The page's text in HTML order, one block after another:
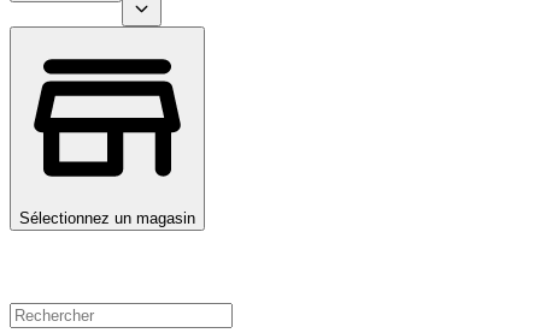
Sélectionnez un magasin